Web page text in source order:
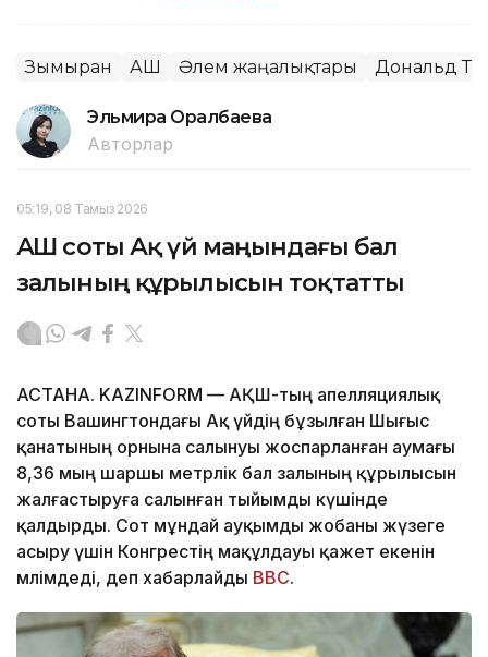
Зымыран АҚШ Әлем жаңалықтары Дональд
Эльмира Оралбаева
Авторлар
05:19, 08 Тамыз 2026
АҚШ соты Ақ үй маңындағы бал
залының құрылысын тоқтатты
АСТАНА. KAZINFORM — АҚШ-тың апелляциялық
соты Вашингтондағы Ақ үйдің бұзылған Шығыс
қанатының орнына салынуы жоспарланған аумағы
8,36 мың шаршы метрлік бал залының құрылысын
жалғастыруға салынған тыйымды күшінде
қалдырды. Сот мұндай ауқымды жобаны жүзеге
асыру үшін Конгрестің мақұлдауы қажет екенін
мәлімдеді, деп хабарлайды BBC.